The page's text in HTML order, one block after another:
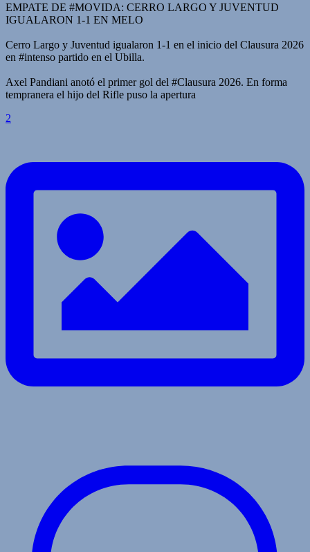
EMPATE DE #MOVIDA: CERRO LARGO Y JUVENTUD
IGUALARON 1-1 EN MELO
Cerro Largo y Juventud igualaron 1-1 en el inicio del Clausura 2026
en #intenso partido en el Ubilla.
Axel Pandiani anotó el primer gol del #Clausura 2026. En forma
tempranera el hijo del Rifle puso la apertura
2